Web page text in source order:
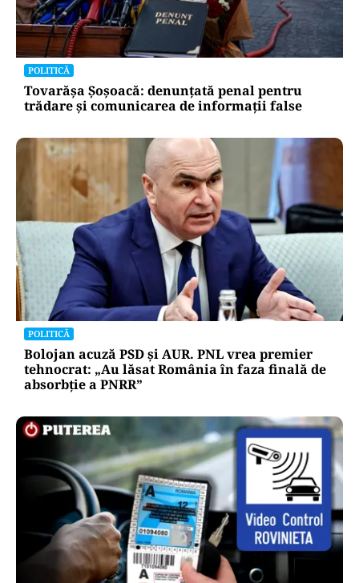
POLITICĂ
Tovarășa Șoșoacă: denunțată penal pentru
trădare și comunicarea de informații false
POLITICĂ
Bolojan acuză PSD și AUR. PNL vrea premier
tehnocrat: „Au lăsat România în faza finală de
absorbţie a PNRR”